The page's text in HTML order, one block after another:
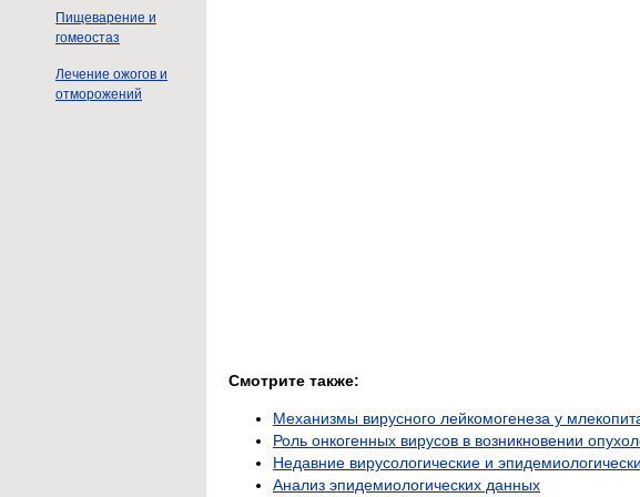
Пищеварение и
гомеостаз
Лечение ожогов и
отморожений
Смотрите также:
Механизмы вирусного лейкомогенеза у
Роль онкогенных вирусов в возникновении
Недавние вирусологические и
Анализ эпидемиологических данных